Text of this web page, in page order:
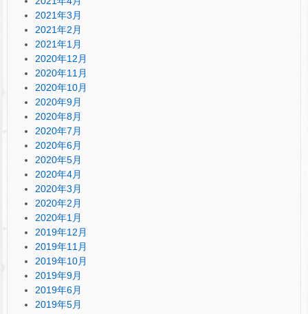
2021年3月
2021年2月
2021年1月
2020年12月
2020年11月
2020年10月
2020年9月
2020年8月
2020年7月
2020年6月
2020年5月
2020年4月
2020年3月
2020年2月
2020年1月
2019年12月
2019年11月
2019年10月
2019年9月
2019年6月
2019年5月